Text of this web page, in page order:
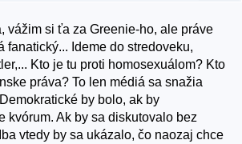
vážim si ťa za Greenie-ho, ale práve
fanatický... Ideme do stredoveku,
Kto je tu proti homosexuálom? Kto
práva? To len médiá sa snažia
by bolo, ak by
kvórum. Ak by sa diskutovalo bez
vtedy by sa ukázalo, čo naozaj chce